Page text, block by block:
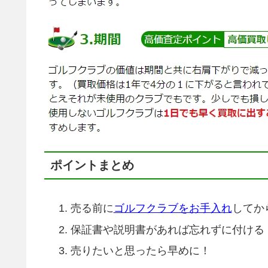
ポイントまとめ
売る前にゴルフクラブをお手入れしてか
保証書や説明書があれば忘れずに付ける
売りたいと思ったら早めに！